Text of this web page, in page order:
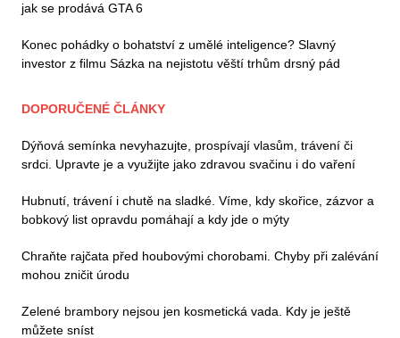
jak se prodává GTA 6
Konec pohádky o bohatství z umělé inteligence? Slavný
investor z filmu Sázka na nejistotu věští trhům drsný pád
DOPORUČENÉ ČLÁNKY
Dýňová semínka nevyhazujte, prospívají vlasům, trávení či
srdci. Upravte je a využijte jako zdravou svačinu i do vaření
Hubnutí, trávení i chutě na sladké. Víme, kdy skořice, zázvor a
bobkový list opravdu pomáhají a kdy jde o mýty
Chraňte rajčata před houbovými chorobami. Chyby při zalévání
mohou zničit úrodu
Zelené brambory nejsou jen kosmetická vada. Kdy je ještě
můžete sníst